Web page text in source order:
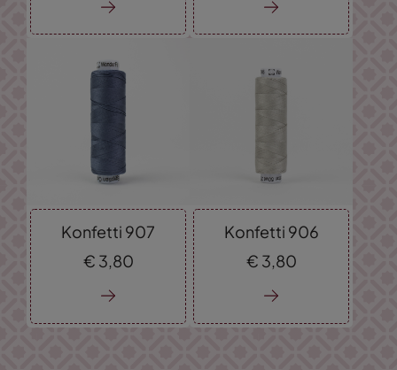
Konfetti 907
€ 3, 80
Konfetti 906
€ 3, 80